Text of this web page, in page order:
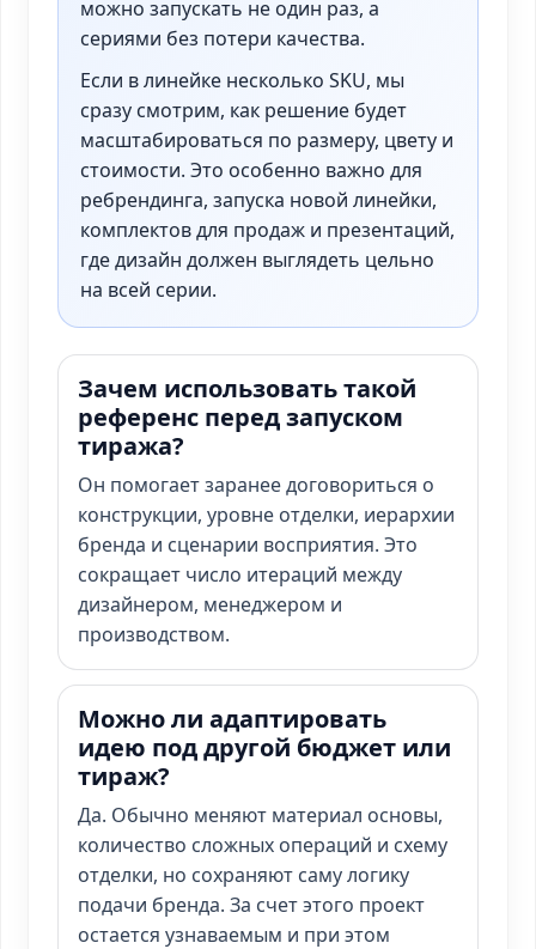
можно запускать не один раз, а
сериями без потери качества.
Если в линейке несколько SKU, мы
сразу смотрим, как решение будет
масштабироваться по размеру, цвету и
стоимости. Это особенно важно для
ребрендинга, запуска новой линейки,
комплектов для продаж и презентаций,
где дизайн должен выглядеть цельно
на всей серии.
Зачем использовать такой
референс перед запуском
тиража?
Он помогает заранее договориться о
конструкции, уровне отделки, иерархии
бренда и сценарии восприятия. Это
сокращает число итераций между
дизайнером, менеджером и
производством.
Можно ли адаптировать
идею под другой бюджет или
тираж?
Да. Обычно меняют материал основы,
количество сложных операций и схему
отделки, но сохраняют саму логику
подачи бренда. За счет этого проект
остается узнаваемым и при этом